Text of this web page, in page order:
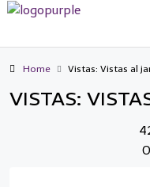
Home Vistas: Vistas al
VISTAS: